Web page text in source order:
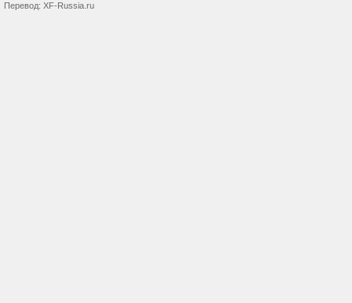
Перевод: XF-Russia.ru